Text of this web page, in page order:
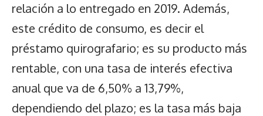
relación a lo entregado en 2019. Además,
este crédito de consumo, es decir el
préstamo quirografario; es su producto más
rentable, con una tasa de interés efectiva
anual que va de 6,50% a 13,79%,
dependiendo del plazo; es la tasa más baja